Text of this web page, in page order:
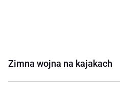
Zimna wojna na kajakach